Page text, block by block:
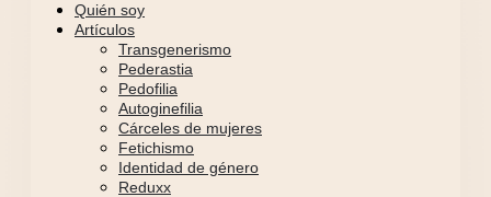
Quién soy
Artículos
Transgenerismo
Pederastia
Pedofilia
Autoginefilia
Cárceles de mujeres
Fetichismo
Identidad de género
Reduxx